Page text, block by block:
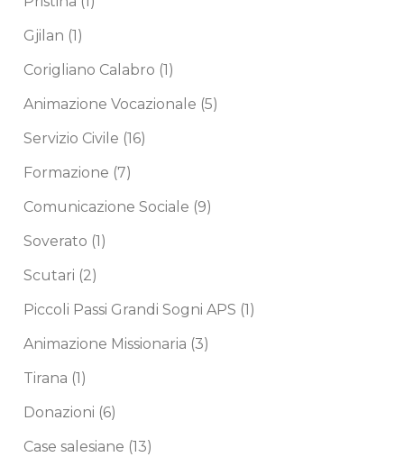
Gjilan (1)
Corigliano Calabro (1)
Animazione Vocazionale (5)
Servizio Civile (16)
Formazione (7)
Comunicazione Sociale (9)
Soverato (1)
Scutari (2)
Piccoli Passi Grandi Sogni APS (1)
Animazione Missionaria (3)
Tirana (1)
Donazioni (6)
Case salesiane (13)